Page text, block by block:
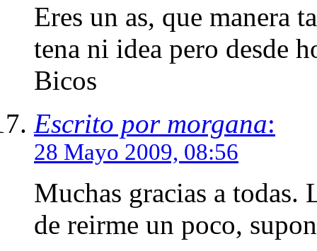
Eres un as, que manera
tena ni idea pero desde
Bicos
Escrito por morgana:
28 Mayo 2009, 08:56
Muchas gracias a todas.
de reirme un poco,